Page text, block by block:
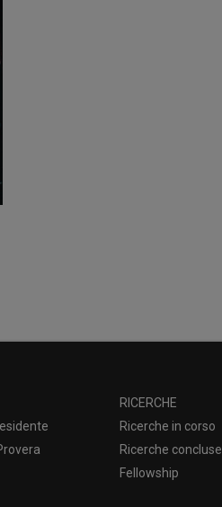
RICERCHE
Ricerche in corso
Ricerche concluse
Fellowship